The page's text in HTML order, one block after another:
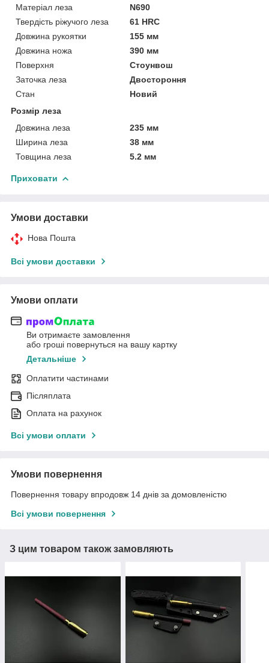
Матеріал леза
N690
Твердість ріжучого леза
61 HRC
Довжина рукоятки
155 мм
Довжина ножа
390 мм
Поверхня
Стоунвош
Заточка леза
Двостороння
Стан
Новий
Розмір леза
Довжина леза
235 мм
Ширина леза
38 мм
Товщина леза
5.2 мм
Приховати
Умови доставки
Нова Пошта
Всі умови доставки
Умови оплати
Ви отримаєте замовлення
або гроші повернуться на вашу картку
Детальніше
Оплатити частинами
Післяплата
Оплата на рахунок
Всі умови оплати
Умови повернення
Повернення товару впродовж 14 днів за домовленістю
Всі умови повернення
З цим товаром також замовляють